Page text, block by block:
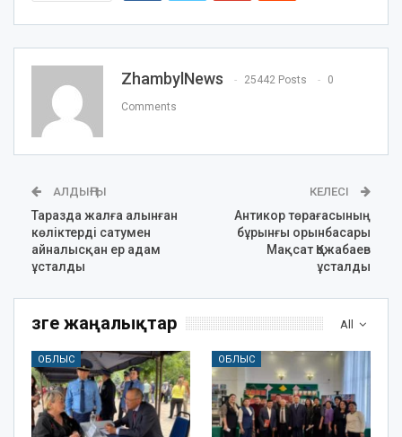
ZhambylNews 25442 Posts 0
Comments
АЛДЫҢҒЫ
Таразда жалға алынған
көліктерді сатумен
айналысқан ер адам
ұсталды
КЕЛЕСІ
Антикор төрағасының
бұрынғы орынбасары
Мақсат Қожабаев
ұсталды
All
Өзге жаңалықтар
ОБЛЫС ОБЛЫС